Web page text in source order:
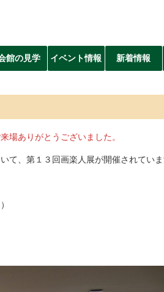
館の見学 イベント情報 新着情報
ありがとうございました。
、第１３回画楽人展が開催されていま